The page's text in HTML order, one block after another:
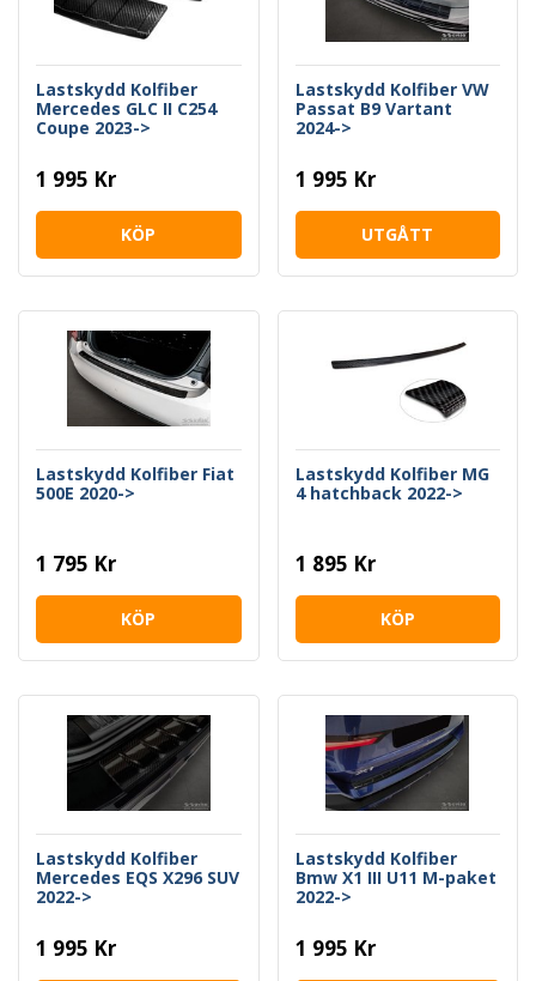
Lastskydd Kolfiber
Mercedes GLC II C254
Coupe 2023->
1 995 Kr
KÖP
Lastskydd Kolfiber VW
Passat B9 Vartant
2024->
1 995 Kr
UTGÅTT
Lastskydd Kolfiber Fiat
500E 2020->
1 795 Kr
KÖP
Lastskydd Kolfiber MG
4 hatchback 2022->
1 895 Kr
KÖP
Lastskydd Kolfiber
Mercedes EQS X296 SUV
2022->
1 995 Kr
Lastskydd Kolfiber
Bmw X1 III U11 M-paket
2022->
1 995 Kr